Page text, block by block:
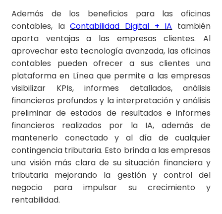
Además de los beneficios para las oficinas
contables, laContabilidad Digital + IA también
aporta ventajas a las empresas clientes. Al
aprovechar esta tecnología avanzada, las oficinas
contables pueden ofrecer a sus clientes una
plataforma en Línea que permite a las empresas
visibilizar KPIs, informes detallados, análisis
financieros profundos y la interpretación y análisis
preliminar de estados de resultados e informes
financieros realizados por la IA, además de
mantenerlo conectado y al día de cualquier
contingencia tributaria. Esto brinda a las empresas
una visión más clara de su situación financiera y
tributaria mejorando la gestión y control del
negocio para impulsar su crecimiento y
rentabilidad.